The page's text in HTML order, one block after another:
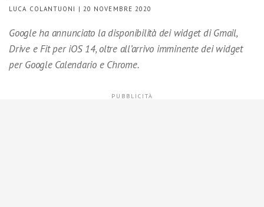
LUCA COLANTUONI | 20 NOVEMBRE 2020
Google ha annunciato la disponibilità dei widget di Gmail,
Drive e Fit per iOS 14, oltre all’arrivo imminente dei widget
per Google Calendario e Chrome.